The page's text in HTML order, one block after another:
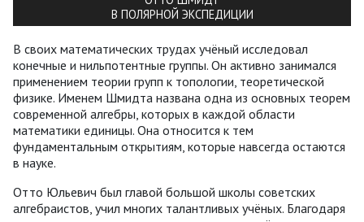
В ПОЛЯРНОЙ ЭКСПЕДИЦИИ
В своих математических трудах учёный исследовал
конечные и нильпотентные группы. Он активно занимался
применением теории групп к топологии, теоретической
физике. Именем Шмидта названа одна из основных теорем
современной алгебры, которых в каждой области
математики единицы. Она относится к тем
фундаментальным открытиям, которые навсегда остаются
в науке.
Отто Юльевич был главой большой школы советских
алгебраистов, учил многих талантливых учёных. Благодаря